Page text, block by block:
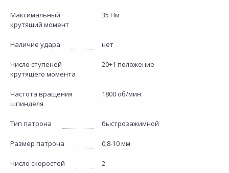
Максимальный
крутящий момент
35 Нм
Наличие удара нет
Число ступеней
крутящего момента
20+1 положение
Частота вращения
шпинделя
1800 об/мин
Тип патрона быстрозажимной
Размер патрона 0,8-10 мм
Число скоростей 2